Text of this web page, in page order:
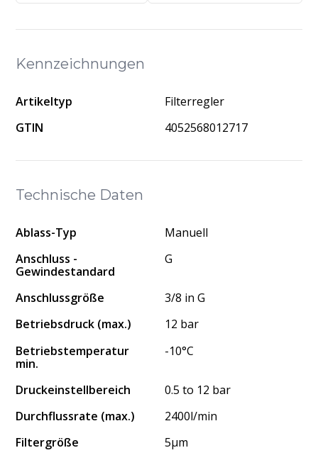
Technische Daten
Ablass-Typ
Manuell
Anschluss -
Gewindestandard
G
Anschlussgröße
3/8 in G
Betriebsdruck (max.)
12 bar
Betriebstemperatur
min.
-10°C
Druckeinstellbereich
0.5 to 12 bar
Durchflussrate (max.)
2400l/min
Filtergröße
5μm
Kennzeichnungen
Artikeltyp
Filterregler
GTIN
4052568012717